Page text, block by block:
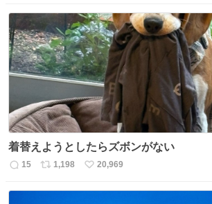
ト
数
ね
数
着替えようとしたらズボンがない
返
15
リ
1,198
い
20,969